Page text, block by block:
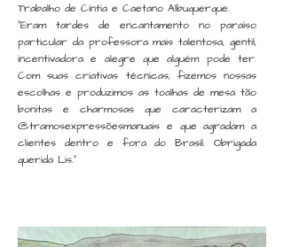
Trabalho de Cíntia e Caetano Albuquerque.
"Eram tardes de encantamento no paraíso
particular da professora mais talentosa, gentil,
incentivadora e alegre que alguém pode ter.
Com suas criativas técnicas, fizemos nossas
escolhas e produzimos as toalhas de mesa tão
bonitas e charmosas que caracterizam a
@tramosexpressõesmanuais e que agradam a
clientes dentro e fora do Brasil. Obrigada
querida Lis."